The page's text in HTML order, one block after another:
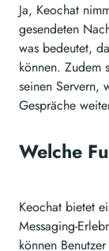
Ja, Keochat
gesendeten
was bedeutet,
können. Zudem
seinen Servern,
Gespräche
Welche
Keochat bietet
Messaging-
können